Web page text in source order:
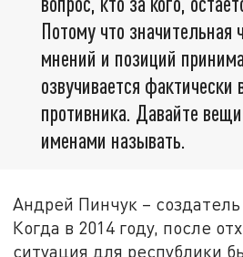
Потому что значительная
мнений и позиций
озвучивается фактически
противника. Давайте
именами называть.
Андрей Пинчук –
Когда в 2014 году, после
ситуация для республики